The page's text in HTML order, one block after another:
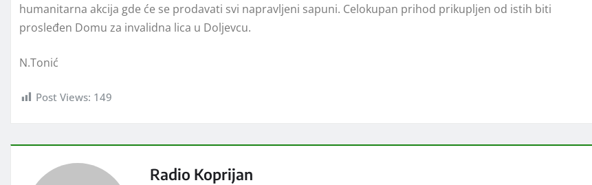
humanitarna akcija gde će se prodavati svi napravljeni sapuni. Celokupan prihod prikupljen od istih biti
prosleđen Domu za invalidna lica u Doljevcu.
N.Tonić
Post Views: 149
Radio Koprijan